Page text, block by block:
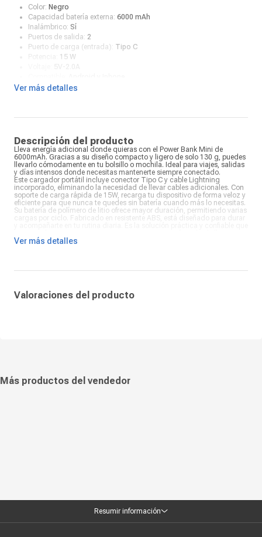
Color: Negro
Capacidad batería externa: 6000 mAh
Inalámbrico: Sí
Puertos de salida: 2
Puerto de carga (entrada): Tipo C
15 W
Ver más detalles
Descripción del producto
Lleva energía adicional donde quieras con el Power Bank Mini de
6000mAh. Gracias a su diseño compacto y ligero de solo 130 g, puedes
llevarlo cómodamente en tu bolsillo o mochila. Ideal para viajes, salidas
y días intensos donde necesitas mantenerte siempre conectado.
Este cargador portátil incluye conector Tipo C y cable Lightning
incorporado, eliminando la necesidad de llevar cables adicionales. Con
soporte de carga rápida de 15W, recarga tu dispositivo de forma veloz y
eficiente para que nunca te quedes sin batería cuando más lo necesitas.
Su batería de polímero de litio ofrece mayor duración, permitiendo varias
cargas por ciclo. Fabricado en resistente ABS, está diseñado para durar
Ver más detalles
Valoraciones del producto
Más productos del vendedor
Resumir información